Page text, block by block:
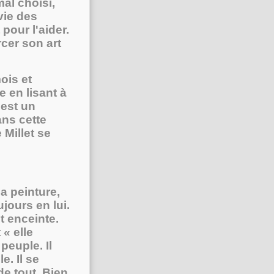
choisi,
des
l'aider.
son art
et
en lisant à
un
cette
Millet se
peinture,
en lui.
enceinte.
elle
Il
Il se